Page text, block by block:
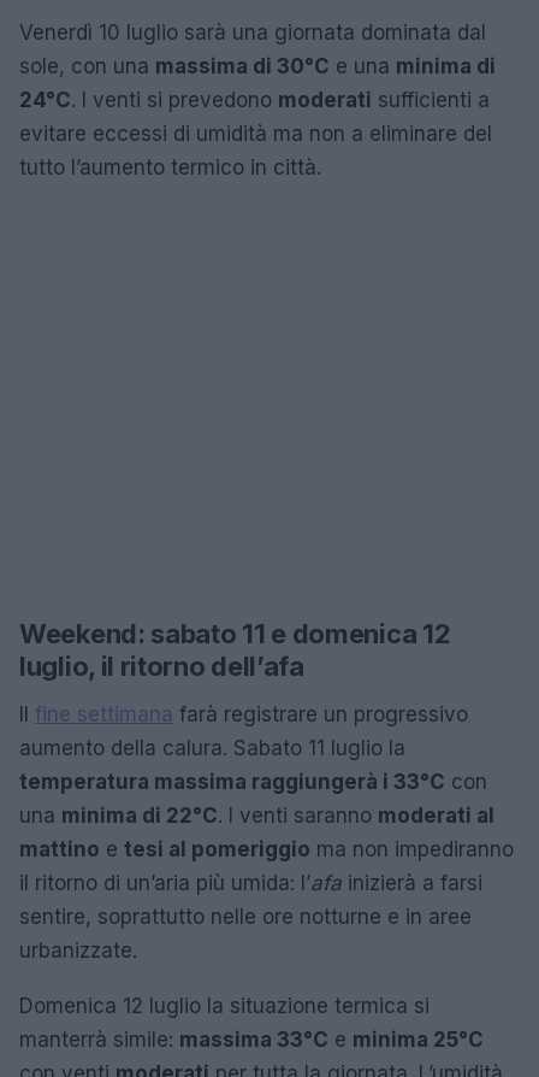
Venerdì 10 luglio sarà una giornata dominata dal
sole, con una massima di 30°C e una minima di
24°C. I venti si prevedono moderati sufficienti a
evitare eccessi di umidità ma non a eliminare del
tutto l’aumento termico in città.
Weekend: sabato 11 e domenica 12
luglio, il ritorno dell’afa
fine settimana farà registrare un progressivo
aumento della calura. Sabato 11 luglio la
temperatura massima raggiungerà i 33°C con
una minima di 22°C. I venti saranno moderati al
mattino e tesi al pomeriggio ma non impediranno
il ritorno di un’aria più umida: l’afa inizierà a farsi
sentire, soprattutto nelle ore notturne e in aree
urbanizzate.
Domenica 12 luglio la situazione termica si
manterrà simile: massima 33°C e minima 25°C